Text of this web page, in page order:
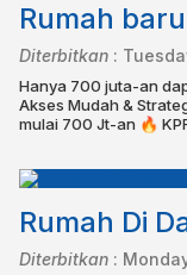
Rumah
Diterbitkan :
Hanya 700 juta-an
Akses Mudah &
mulai 700 Jt-an 🔥
Rumah Di
Diterbitkan :